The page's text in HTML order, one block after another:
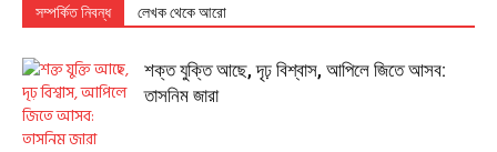
সম্পর্কিত নিবন্ধ লেখক থেকে আরো
শক্ত যুক্তি আছে, দৃঢ় বিশ্বাস, আপিলে জিতে আসব:
তাসনিম জারা